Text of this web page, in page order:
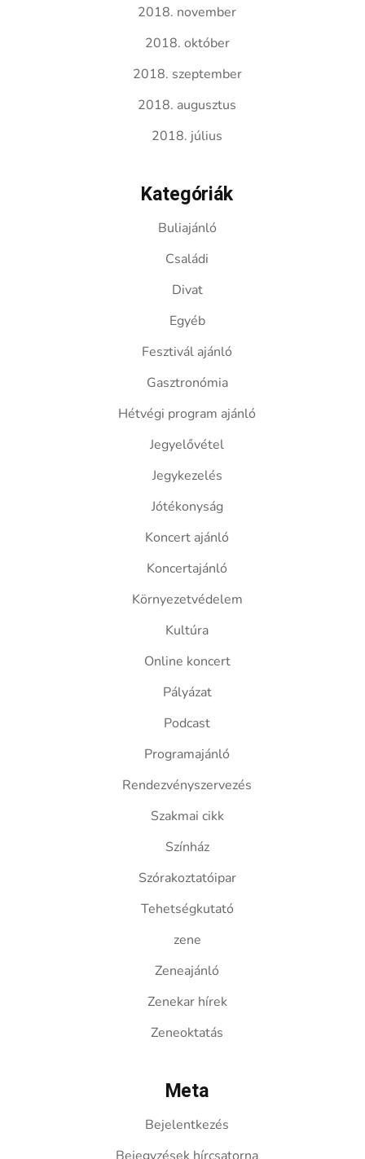
2018. november
2018. október
2018. szeptember
2018. augusztus
2018. július
Kategóriák
Buliajánló
Családi
Divat
Egyéb
Fesztivál ajánló
Gasztronómia
Hétvégi program ajánló
Jegyelővétel
Jegykezelés
Jótékonyság
Koncert ajánló
Koncertajánló
Környezetvédelem
Kultúra
Online koncert
Pályázat
Podcast
Programajánló
Rendezvényszervezés
Szakmai cikk
Színház
Szórakoztatóipar
Tehetségkutató
zene
Zeneajánló
Zenekar hírek
Zeneoktatás
Meta
Bejelentkezés